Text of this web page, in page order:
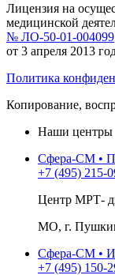
Лицензия на
медицинской
№ ЛО-50-01-004099
от 3 апреля 2013
Политика
Копирование,
Наши центры
Сфера-СМ •
+7 (495) 215-
Центр МРТ-
МО, г.
Сфера-СМ •
+7 (495) 150-